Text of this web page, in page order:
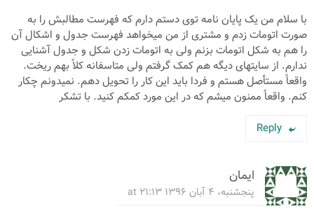
با سلام من یک پایان نامه توی دستم دارم که فهرست مطالبش را به
صورت اتومات زدم و مشتری از من میخواهد فهرست جدول و اشکال آن
را هم به شکل اتومات بزنم ولی به اتومات زدن شکل و جدول آشنایی
ندارم. از سایتهای دیگه هم کمک گرفتم ولی متاسفانه کلاً بهم ریخت.
واقعاً مستأصل هستم و فردا باید این کار را تحویل دهم. نمیدونم چکار
کنم. واقعاً ممنون میشم که در این مورد کمکم کنید. با تشکر
Reply
ایمان
پنجشنبه، ۴ آبان ۱۳۹۶ at ۲۱:۱۳